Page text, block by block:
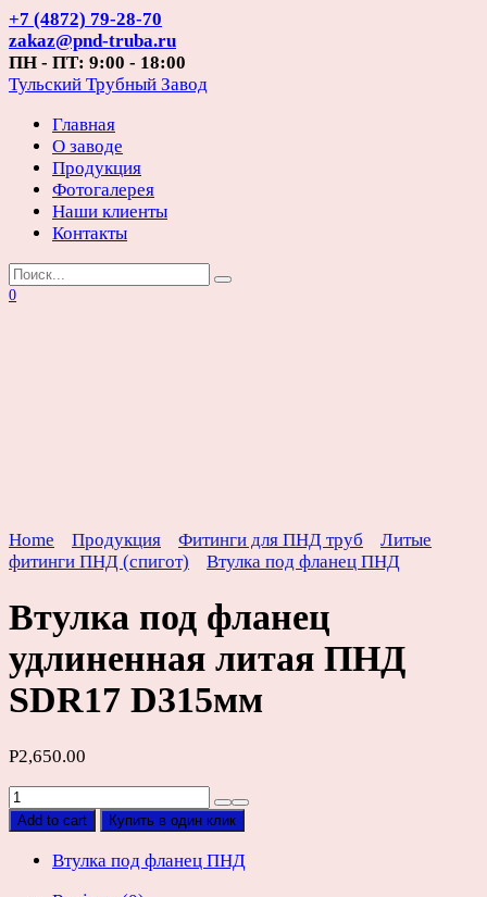
Перейти
к
содержанию
+7 (4872) 79-28-70
zakaz@pnd-truba.ru
ПН - ПТ: 9:00 - 18:00
Тульский Трубный Завод
Главная
О заводе
Продукция
Фотогалерея
Наши клиенты
Контакты
Search
for:
0
Home Продукция Фитинги для ПНД труб
Литые
фитинги ПНД (спигот)
Втулка под фланец ПНД
Втулка под фланец
удлиненная литая ПНД
SDR17 D315мм
Р2,650.00
Втулка
под
удлиненная
Add to cart Купить в один клик
Втулка под фланец ПНД